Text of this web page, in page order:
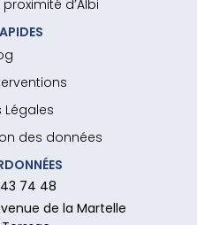
d’Albi
Légales
des données
74 48
de la Martelle